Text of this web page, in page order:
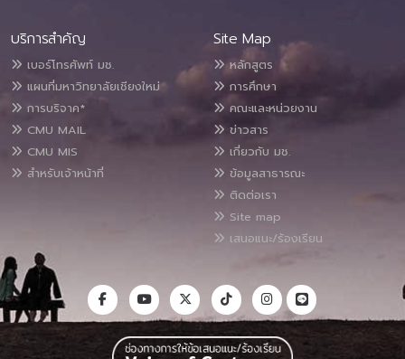
บริการสำคัญ
เบอร์โทรศัพท์ มช.
แผนที่มหาวิทยาลัยเชียงใหม่
การบริจาค*
CMU MAIL
CMU MIS
สำหรับเจ้าหน้าที่
Site Map
หลักสูตร
การศึกษา
คณะและหน่วยงาน
ข่าวสาร
เกี่ยวกับ มช.
ข้อมูลสาธารณะ
ติดต่อเรา
Site map
เสนอแนะ/ร้องเรียน